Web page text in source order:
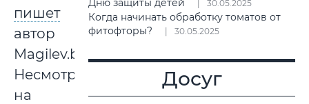
пишет
автор
Magilev.by.
Несмотря
на
30.05.2025
Когда начинать обработку томатов от
фитофторы?
30.05.2025
Досуг